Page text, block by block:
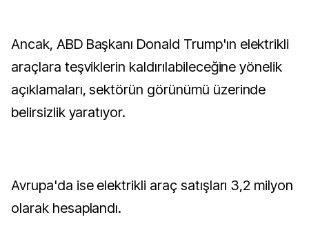
Ancak, ABD Başkanı Donald Trump'ın elektrikli
araçlara teşviklerin kaldırılabileceğine yönelik
açıklamaları, sektörün görünümü üzerinde
belirsizlik yaratıyor.
Avrupa'da ise elektrikli araç satışları 3,2 milyon
olarak hesaplandı.